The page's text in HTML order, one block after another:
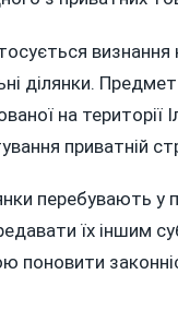
ділянки.
на
приватній
перебувають
їх іншим
поновити